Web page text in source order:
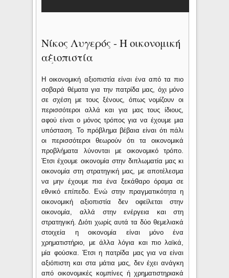
Νίκος Λυγερός - Η οικονομική
αξιοπιστία
Η οικονομική αξιοπιστία είναι ένα από τα πιο
σοβαρά θέματα για την πατρίδα μας, όχι μόνο
σε σχέση με τους ξένους, όπως νομίζουν οι
περισσότεροι αλλά και για μας τους ίδιους,
αφού είναι ο μόνος τρόπος για να έχουμε μια
υπόσταση. Το πρόβλημα βέβαια είναι ότι πάλι
οι περισσότεροι θεωρούν ότι τα οικονομικά
προβλήματα λύνονται με οικονομικό τρόπο.
Έτσι έχουμε οικονομία στην διπλωματία μας κι
οικονομία στη στρατηγική μας, με αποτέλεσμα
να μην έχουμε πια ένα ξεκάθαρο όραμα σε
εθνικό επίπεδο. Ενώ στην πραγματικότητα η
οικονομική αξιοπιστία δεν οφείλεται στην
οικονομία, αλλά στην ενέργεια και στη
στρατηγική. Διότι χωρίς αυτά τα δύο θεμελιακά
στοιχεία η οικονομία είναι μόνο ένα
χρηματιστήριο, με άλλα λόγια και πιο λαϊκά,
μία φούσκα. Έτσι η πατρίδα μας για να είναι
αξιόπιστη και στα μάτια μας, δεν έχει ανάγκη
από οικονομικές κομπίνες ή χρηματιστηριακά